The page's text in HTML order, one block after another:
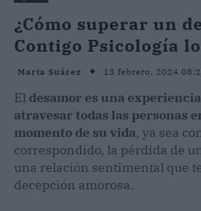
¿Cómo superar un
Contigo Psicología
Marta Suárez 13 febrero, 2024
El desamor es una
atravesar todas las personas
momento de su vida, ya sea
correspondido, la pérdida de
una relación sentimental que
decepción amorosa.